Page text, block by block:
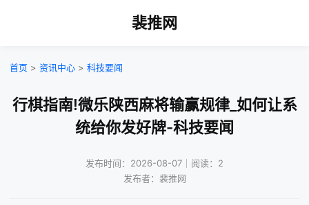
裴推网
首页 > 资讯中心 > 科技要闻
行棋指南!微乐陕西麻将输赢规律_如何让系
统给你发好牌-科技要闻
发布时间：2026-08-07｜阅读：2
发布者：裴推网